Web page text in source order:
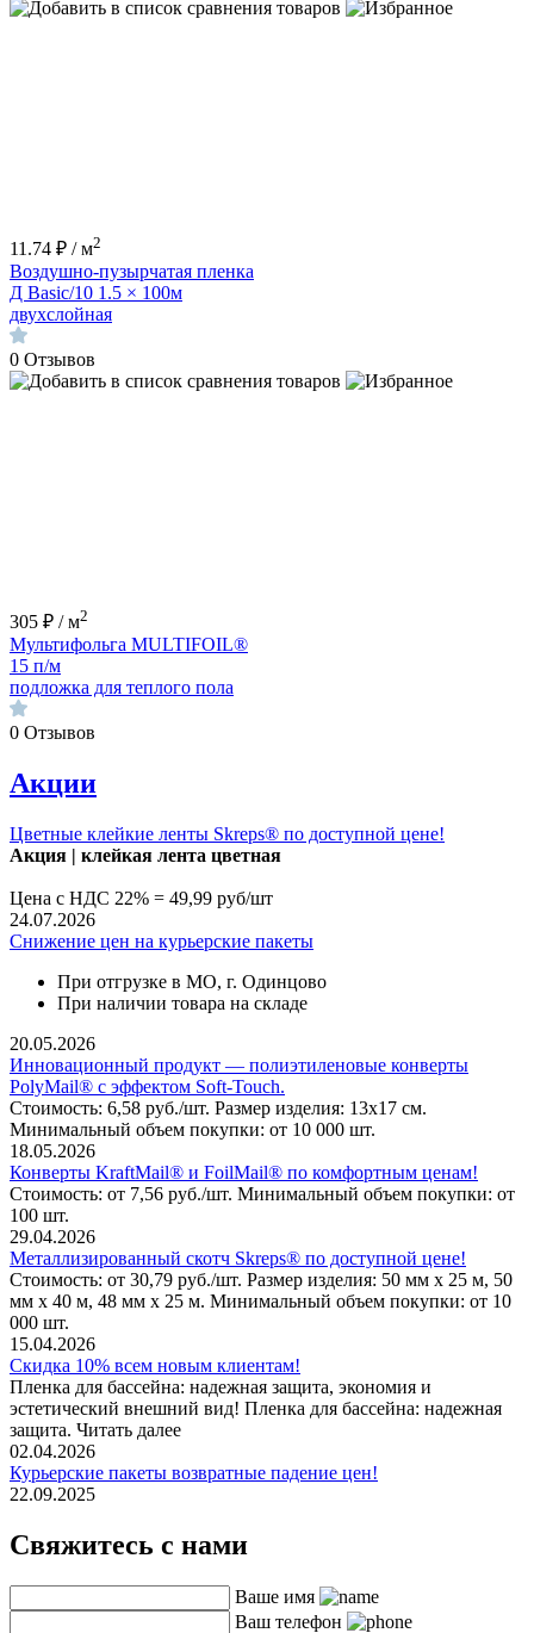
11.74 ₽ / м2
Воздушно-пузырчатая пленка
Д Basic/10 1.5 × 100м
двухслойная
0 Отзывов
305 ₽ / м2
Мультифольга MULTIFOIL®
15 п/м
подложка для теплого пола
0 Отзывов
Акции
Цветные клейкие ленты Skreps® по доступной цене!
Акция | клейкая лента цветная
Цена с НДС 22% = 49,99 руб/шт
24.07.2026
Снижение цен на курьерские пакеты
При отгрузке в МО, г. Одинцово
При наличии товара на складе
20.05.2026
Инновационный продукт — полиэтиленовые конверты
PolyMail® с эффектом Soft-Touch.
Стоимость: 6,58 руб./шт. Размер изделия: 13х17 см.
Минимальный объем покупки: от 10 000 шт.
18.05.2026
Конверты KraftMail® и FoilMail® по комфортным ценам!
Стоимость: от 7,56 руб./шт. Минимальный объем покупки: от
100 шт.
29.04.2026
Металлизированный скотч Skreps® по доступной цене!
Стоимость: от 30,79 руб./шт. Размер изделия: 50 мм х 25 м, 50
мм х 40 м, 48 мм х 25 м. Минимальный объем покупки: от 10
000 шт.
15.04.2026
Скидка 10% всем новым клиентам!
Пленка для бассейна: надежная защита, экономия и
эстетический внешний вид! Пленка для бассейна: надежная
защита. Читать далее
02.04.2026
Курьерские пакеты возвратные падение цен!
22.09.2025
Свяжитесь с нами
Ваше имя
Ваш телефон